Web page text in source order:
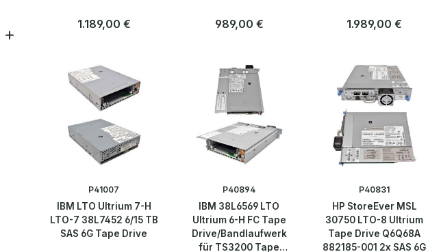
Regulärer Preis:
1.189,00 € Regulärer Preis:
989,00 € Regulärer Preis:
1.989,00 €
P41007
IBM LTO Ultrium 7-H
LTO-7 38L7452 6/15 TB
SAS 6G Tape Drive
P40894
IBM 38L6569 LTO
Ultrium 6-H FC Tape
Drive/Bandlaufwerk
für TS3200 Tape
P40831
HP StoreEver MSL
30750 LTO-8 Ultrium
Tape Drive Q6Q68A
882185-001 2x SAS 6G